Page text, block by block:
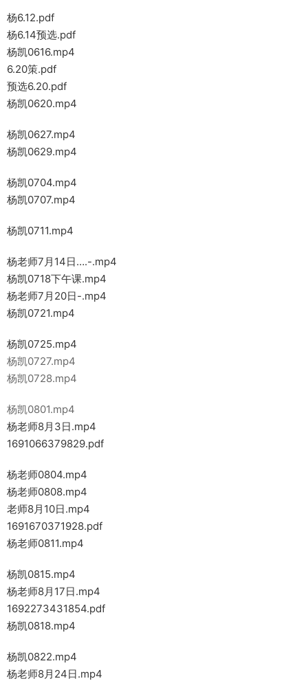
杨6.12.pdf
杨6.14预选.pdf
杨凯0616.mp4
6.20策.pdf
预选6.20.pdf
杨凯0620.mp4
杨凯0627.mp4
杨凯0629.mp4
杨凯0704.mp4
杨凯0707.mp4
杨凯0711.mp4
杨老师7月14日….-.mp4
杨凯0718下午课.mp4
杨老师7月20日-.mp4
杨凯0721.mp4
杨凯0725.mp4
杨凯0727.mp4
杨凯0728.mp4
杨凯0801.mp4
杨老师8月3日.mp4
1691066379829.pdf
杨老师0804.mp4
杨老师0808.mp4
老师8月10日.mp4
1691670371928.pdf
杨老师0811.mp4
杨凯0815.mp4
杨老师8月17日.mp4
1692273431854.pdf
杨凯0818.mp4
杨凯0822.mp4
杨老师8月24日.mp4